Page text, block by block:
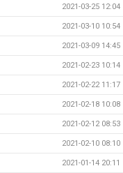
2021-03-25 12:04
2021-03-10 10:54
2021-03-09 14:45
2021-02-23 10:14
2021-02-22 11:17
2021-02-18 10:08
2021-02-12 08:53
2021-02-10 08:10
2021-01-14 20:11